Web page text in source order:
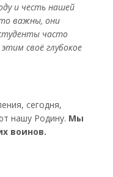
и честь нашей
важны, они
часто
своё глубокое
сегодня,
нашу Родину. Мы
воинов.